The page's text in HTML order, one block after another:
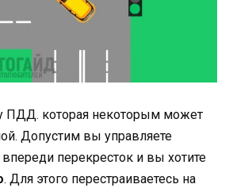
ПДД. которая некоторым может
Допустим вы управляете
перекресток и вы хотите
. Для этого перестраиваетесь на